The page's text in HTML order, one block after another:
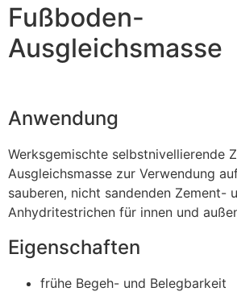
Fußboden-
Ausgleichsmasse
Anwendung
Werksgemischte selbstnivellierende
Ausgleichsmasse zur Verwendung
sauberen, nicht sandenden Zement-
Anhydritestrichen für innen und
Eigenschaften
frühe Begeh- und Belegbarkeit